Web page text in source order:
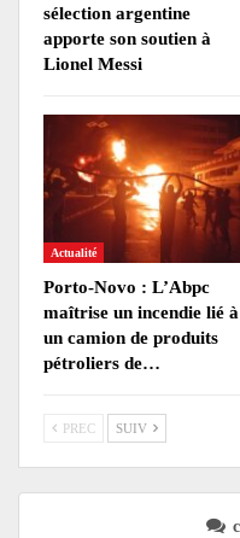
sélection argentine
apporte son soutien à
Lionel Messi
Actualité
Porto-Novo : L’Abpc
maîtrise un incendie lié à
un camion de produits
pétroliers de…
PREC SUIV